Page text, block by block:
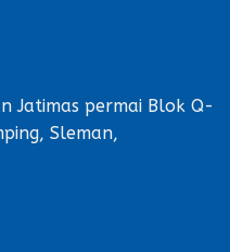
Jatimas permai Blok Q-
Sleman,